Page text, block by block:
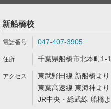
新船橋校
047-407-3905
千葉県船橋市北本町1-
東武野田線 新船橋よ
東葉高速線 東海神よ
JR中央・総武線 船橋